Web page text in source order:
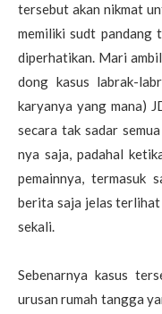
tersebut akan nikmat
memiliki sudt pandang
diperhatikan. Mari
dong kasus labrak-
karyanya yang mana)
secara tak sadar
nya saja, padahal
pemainnya, termasuk
berita saja jelas terlihat
sekali.
Sebenarnya kasus
urusan rumah tangga